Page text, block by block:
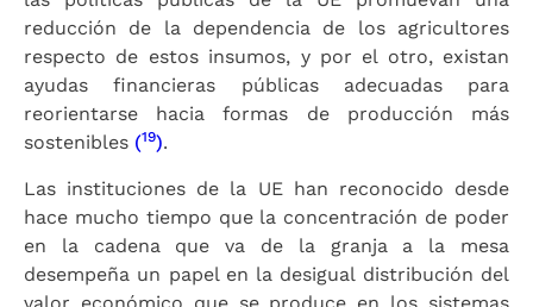
reducción de la dependencia de los agricultores
respecto de estos insumos, y por el otro, existan
ayudas financieras públicas adecuadas para
reorientarse hacia formas de producción más
sostenibles (19).
Las instituciones de la UE han reconocido desde
hace mucho tiempo que la concentración de poder
en la cadena que va de la granja a la mesa
desempeña un papel en la desigual distribución del